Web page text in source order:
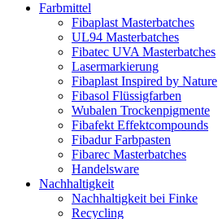
Farbmittel
Fibaplast Masterbatches
UL94 Masterbatches
Fibatec UVA Masterbatches
Lasermarkierung
Fibaplast Inspired by Nature
Fibasol Flüssigfarben
Wubalen Trockenpigmente
Fibafekt Effektcompounds
Fibadur Farbpasten
Fibarec Masterbatches
Handelsware
Nachhaltigkeit
Nachhaltigkeit bei Finke
Recycling